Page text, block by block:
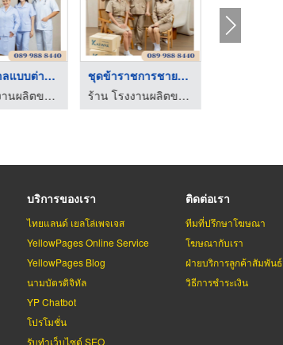
ชุดพยาบาลแบบต่างๆ&amp;เส ...
ร้าน โรงงานผลิตขายส่งชุดยูนิฟอร์ม - แก้วฟ้าออนไลน์ โบ๊เบ๊
ชุดข้าราชการชาย&หญิง
ร้าน โรงงานผลิตขายส่งชุดยูนิฟอร์ม - แก้วฟ้าออนไลน์ โบ๊เบ๊
บริการของเรา
ไทยแลนด์ เยลโล่เพจเจส
YellowPages Online Service
YellowPages Blog
นามบัตรดิจิทัล
YP Chatbot
โปรโมชั่น
รับทำเว็บไซต์ SEO
ติดต่อเรา
ทีมที่ปรึกษาโฆษณา
โฆษณากับเรา
ฝ่ายบริการลูกค้าสัมพันธ์
วิธีการชำระเงิน